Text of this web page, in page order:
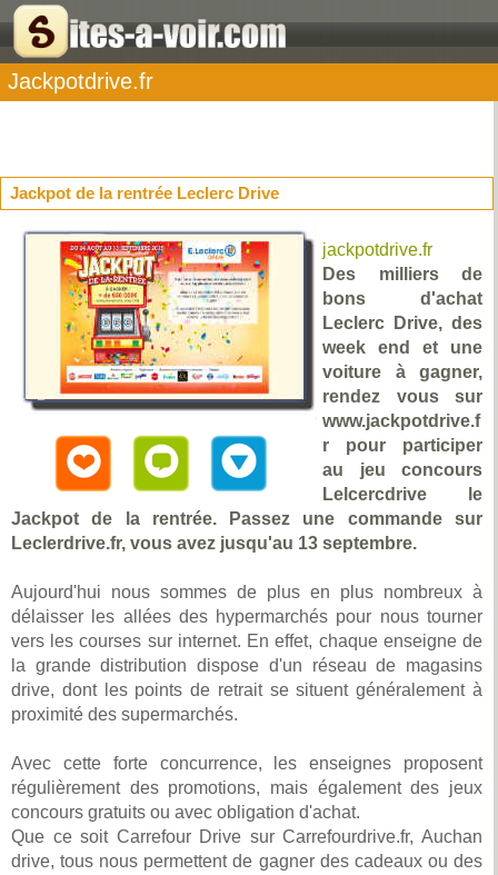
Jackpotdrive.fr
Jackpot de la rentrée Leclerc Drive
jackpotdrive.fr
Des milliers de
bons d'achat
Leclerc Drive, des
week end et une
voiture à gagner,
rendez vous sur
www.jackpotdrive.f
r pour participer
au jeu concours
Lelcercdrive le
Jackpot de la rentrée. Passez une commande sur
Leclerdrive.fr, vous avez jusqu'au 13 septembre.
Aujourd'hui nous sommes de plus en plus nombreux à
délaisser les allées des hypermarchés pour nous tourner
vers les courses sur internet. En effet, chaque enseigne de
la grande distribution dispose d'un réseau de magasins
drive, dont les points de retrait se situent généralement à
proximité des supermarchés.
Avec cette forte concurrence, les enseignes proposent
régulièrement des promotions, mais également des jeux
concours gratuits ou avec obligation d'achat.
Que ce soit Carrefour Drive sur Carrefourdrive.fr, Auchan
drive, tous nous permettent de gagner des cadeaux ou des